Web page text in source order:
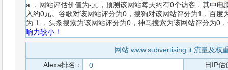
a ，网站评估价值为-元，预测该网站每天约有0个访客，其中电
入约0元。谷歌对该网站评分为0，搜狗对该网站评分为1，百
为 1 ，头条搜索为该网站评分为0，神马搜索为该网站评分为0
响力较小！
网站 www.subvertising.it 流量及权
Alexa排名：
0
日IP估